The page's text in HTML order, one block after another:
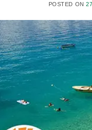
POSTED ON